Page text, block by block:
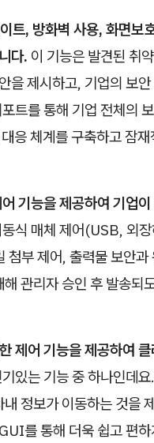
트, 방화벽 사용, 화면보
다. 이 기능은 발견된 취
을 제시하고, 기업의 보
트를 통해 기업 전체의
응 체계를 구축하고 잠
기능을 제공하여 기업
식 매체 제어(USB, 외
첨부 제어, 출력물 보안
관리자 승인 후 발송되
제어 기능을 제공하여
있는 기능 중 하나인데
정보가 이동하는 것을
를 통해 더욱 쉽고 편